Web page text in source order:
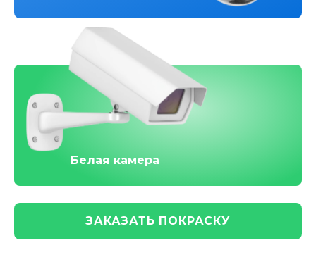
Белая камера
ЗАКАЗАТЬ ПОКРАСКУ